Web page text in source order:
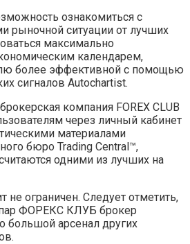
ознакомиться с
рыночной ситуации от лучших
максимально
календарем,
более эффективной с помощью
сигналов Autochartist.
компания FOREX CLUB
через личный кабинет
материалами
бюро Trading Central™,
одними из лучших на
ограничен. Следует отметить,
ФОРЕКС КЛУБ брокер
большой арсенал других